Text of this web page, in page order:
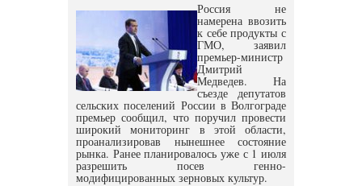
Россия не
намерена ввозить
к себе продукты с
ГМО, заявил
премьер-министр
Дмитрий
Медведев. На
съезде депутатов
сельских поселений России в Волгограде
премьер сообщил, что поручил провести
широкий мониторинг в этой области,
проанализировав нынешнее состояние
рынка. Ранее планировалось уже с 1 июля
разрешить посев генно-
модифицированных зерновых культур.